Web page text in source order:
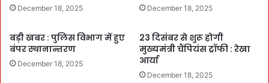
December 18, 2025 December 18, 2025
बड़ी खबर : पुलिस विभाग में हुए
बंपर स्थानान्तरण
December 18, 2025
23 दिसंबर से शुरू होगी
मुख्यमंत्री चैंपियंस ट्रॉफी : रेखा
आर्या
December 18, 2025